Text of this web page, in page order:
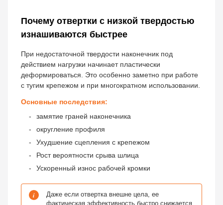
Почему отвертки с низкой твердостью
изнашиваются быстрее
При недостаточной твердости наконечник под
действием нагрузки начинает пластически
деформироваться. Это особенно заметно при работе
с тугим крепежом и при многократном использовании.
Основные последствия:
замятие граней наконечника
округление профиля
Ухудшение сцепления с крепежом
Рост вероятности срыва шлица
Ускоренный износ рабочей кромки
i
Даже если отвертка внешне цела, ее
фактическая эффективность быстро снижается.